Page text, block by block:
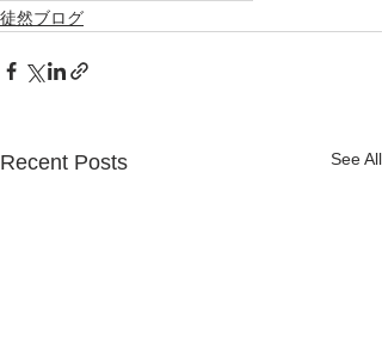
徒然ブログ
Recent Posts See All